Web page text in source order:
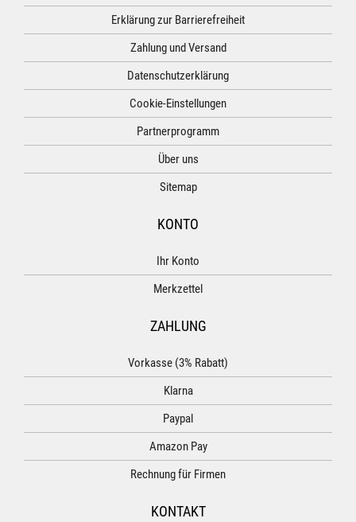
Erklärung zur Barrierefreiheit
Zahlung und Versand
Datenschutzerklärung
Cookie-Einstellungen
Partnerprogramm
Über uns
Sitemap
KONTO
Ihr Konto
Merkzettel
ZAHLUNG
Vorkasse (3% Rabatt)
Klarna
Paypal
Amazon Pay
Rechnung für Firmen
KONTAKT